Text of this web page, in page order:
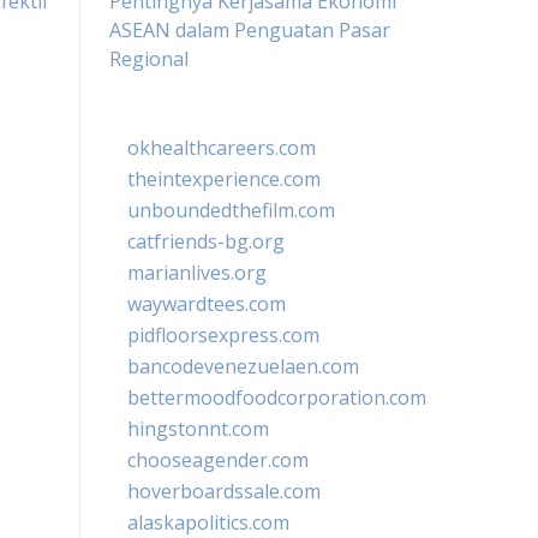
ASEAN dalam Penguatan Pasar
Regional
okhealthcareers.com
theintexperience.com
unboundedthefilm.com
catfriends-bg.org
marianlives.org
waywardtees.com
pidfloorsexpress.com
bancodevenezuelaen.com
bettermoodfoodcorporation.com
hingstonnt.com
chooseagender.com
hoverboardssale.com
alaskapolitics.com